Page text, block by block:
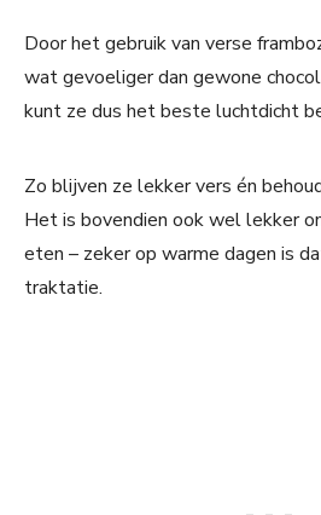
Door het gebruik van verse
wat gevoeliger dan gewone
kunt ze dus het beste luchtdicht
Zo blijven ze lekker vers én
Het is bovendien ook wel lekker
eten – zeker op warme dagen is
traktatie.